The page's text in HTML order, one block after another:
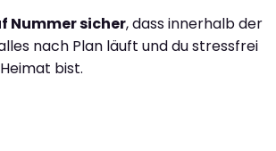
Nummer sicher, dass innerhalb der
nach Plan läuft und du stressfrei
bist.